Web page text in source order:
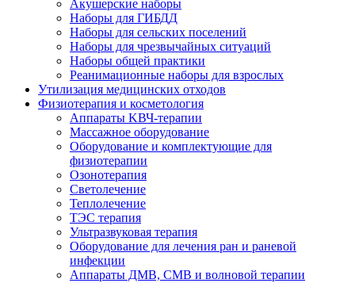
Акушерские наборы
Наборы для ГИБДД
Наборы для сельских поселений
Наборы для чрезвычайных ситуаций
Наборы общей практики
Реанимационные наборы для взрослых
Утилизация медицинских отходов
Физиотерапия и косметология
Аппараты KВЧ-терапии
Массажное оборудование
Оборудование и комплектующие для
физиотерапии
Озонотерапия
Светолечение
Теплолечение
ТЭС терапия
Ультразвуковая терапия
Оборудование для лечения ран и раневой
инфекции
Аппараты ДМВ, СМВ и волновой терапии